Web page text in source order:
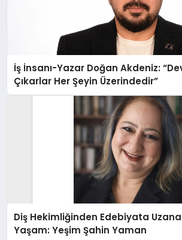
İş İnsanı-Yazar Doğan Akdeniz:
Çıkarlar Her Şeyin Üzerindedir”
Diş Hekimliğinden Edebiyata
Yaşam: Yeşim Şahin Yaman